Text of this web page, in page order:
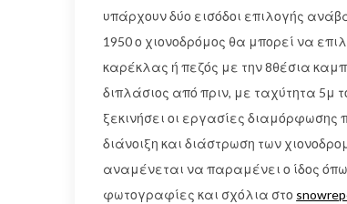
υπάρχουν δύο εισόδοι επιλογής
1950 ο χιονοδρόμος θα μπορεί να
καρέκλας ή πεζός με την 8θέσια
διπλάσιος από πριν, με ταχύτητα 5μ
ξεκινήσει οι εργασίες
διάνοιξη και διάστρωση των
αναμένεται να παραμένει ο ίδος
φωτογραφίες και σχόλια στο